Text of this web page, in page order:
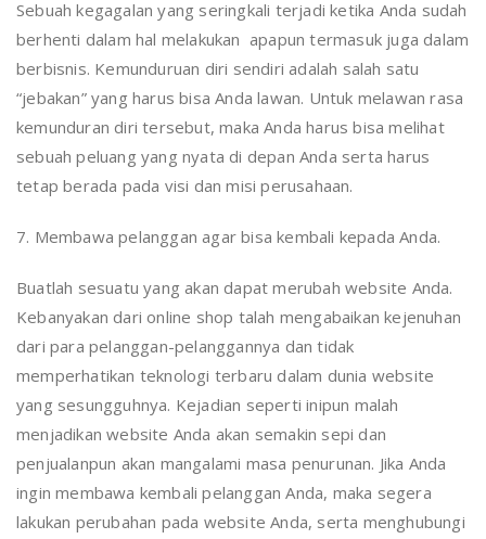
Sebuah kegagalan yang seringkali terjadi ketika Anda sudah
berhenti dalam hal melakukan apapun termasuk juga dalam
berbisnis. Kemunduruan diri sendiri adalah salah satu
“jebakan” yang harus bisa Anda lawan. Untuk melawan rasa
kemunduran diri tersebut, maka Anda harus bisa melihat
sebuah peluang yang nyata di depan Anda serta harus
tetap berada pada visi dan misi perusahaan.
7. Membawa pelanggan agar bisa kembali kepada Anda.
Buatlah sesuatu yang akan dapat merubah website Anda.
Kebanyakan dari online shop talah mengabaikan kejenuhan
dari para pelanggan-pelanggannya dan tidak
memperhatikan teknologi terbaru dalam dunia website
yang sesungguhnya. Kejadian seperti inipun malah
menjadikan website Anda akan semakin sepi dan
penjualanpun akan mangalami masa penurunan. Jika Anda
ingin membawa kembali pelanggan Anda, maka segera
lakukan perubahan pada website Anda, serta menghubungi